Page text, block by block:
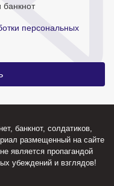
персональных
банкнот, солдатиков,
размещенный на сайте
является пропагандой
убеждений и взглядов!